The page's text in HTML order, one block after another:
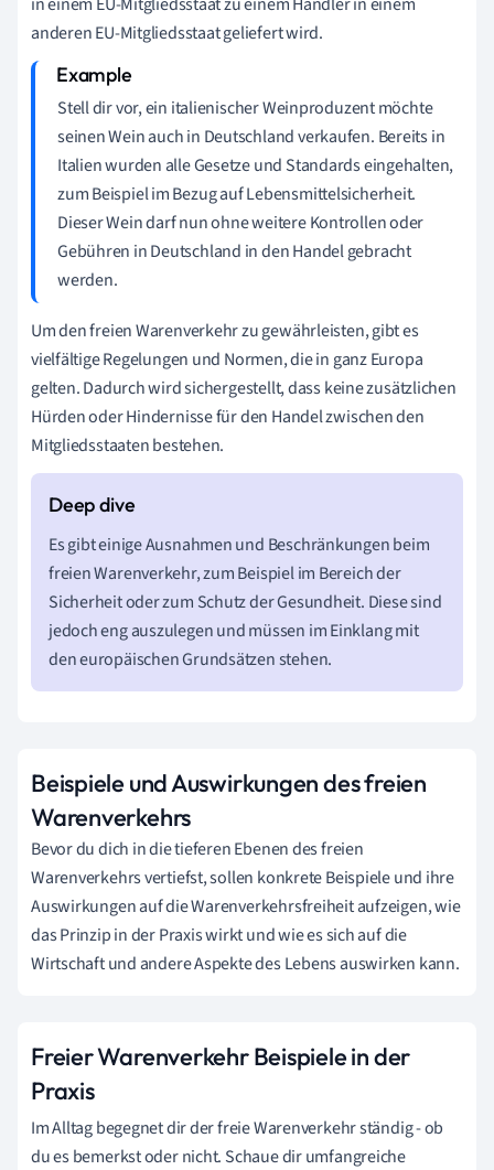
anderen EU-Mitgliedsstaat geliefert wird.
Stell dir vor, ein italienischer Weinproduzent möchte
seinen Wein auch in Deutschland verkaufen. Bereits in
Italien wurden alle Gesetze und Standards eingehalten,
zum Beispiel im Bezug auf Lebensmittelsicherheit.
Dieser Wein darf nun ohne weitere Kontrollen oder
Gebühren in Deutschland in den Handel gebracht
werden.
Um den freien Warenverkehr zu gewährleisten, gibt es
vielfältige Regelungen und Normen, die in ganz Europa
gelten. Dadurch wird sichergestellt, dass keine zusätzlichen
Hürden oder Hindernisse für den Handel zwischen den
Mitgliedsstaaten bestehen.
Es gibt einige Ausnahmen und Beschränkungen beim
freien Warenverkehr, zum Beispiel im Bereich der
Sicherheit oder zum Schutz der Gesundheit. Diese sind
jedoch eng auszulegen und müssen im Einklang mit
den europäischen Grundsätzen stehen.
Beispiele und Auswirkungen des freien
Warenverkehrs
Bevor du dich in die tieferen Ebenen des freien
Warenverkehrs vertiefst, sollen konkrete Beispiele und ihre
Auswirkungen auf die Warenverkehrsfreiheit aufzeigen, wie
das Prinzip in der Praxis wirkt und wie es sich auf die
Wirtschaft und andere Aspekte des Lebens auswirken kann.
Freier Warenverkehr Beispiele in der
Praxis
Im Alltag begegnet dir der freie Warenverkehr ständig - ob
du es bemerkst oder nicht. Schaue dir umfangreiche